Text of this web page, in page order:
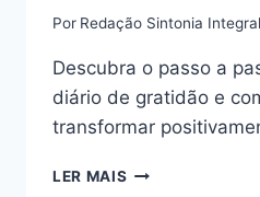
Por Redação Sintonia Integral
Descubra o passo a
diário de gratidão e
transformar
LER MAIS DIÁRIO